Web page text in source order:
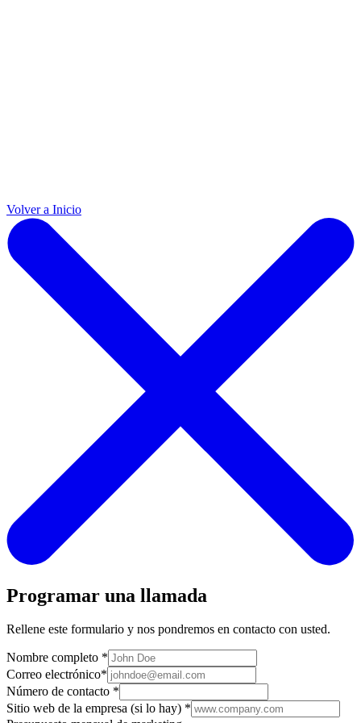
Volver a Inicio
Programar una llamada
Rellene este formulario y nos pondremos en contacto con usted.
Nombre completo *
Correo electrónico*
Número de contacto *
Sitio web de la empresa (si lo hay) *